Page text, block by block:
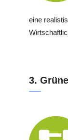
eine
3.